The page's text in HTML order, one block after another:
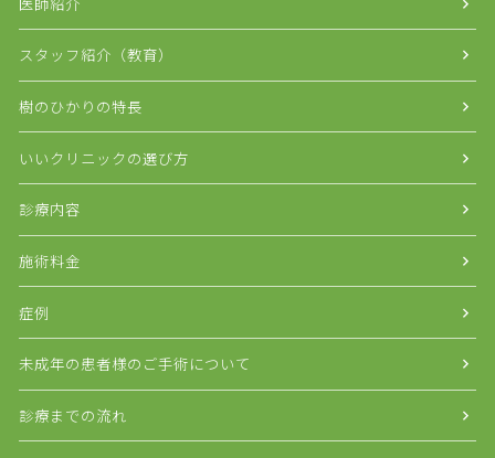
スタッフ紹介（教育）
樹のひかりの特長
いいクリニックの選び方
診療内容
施術料金
症例
未成年の患者様のご手術について
診療までの流れ